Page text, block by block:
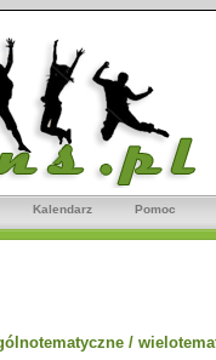
Kalendarz Pomoc
/